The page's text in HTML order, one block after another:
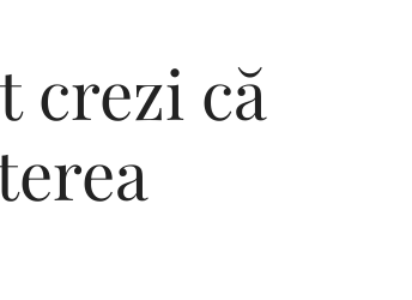
crezi că